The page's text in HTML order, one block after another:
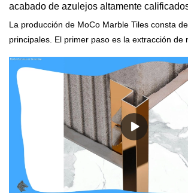
acabado de azulejos altamente
La producción de MoCo Marble Tiles consta
principales. El primer paso es la extracción de
pretratados.